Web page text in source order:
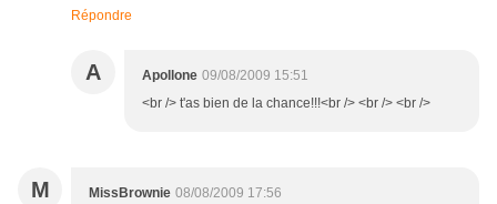
Répondre
A Apollone 09/08/2009 15:51
<br /> t'as bien de la chance!!!<br /> <br /> <br />
M MissBrownie 08/08/2009 17:56